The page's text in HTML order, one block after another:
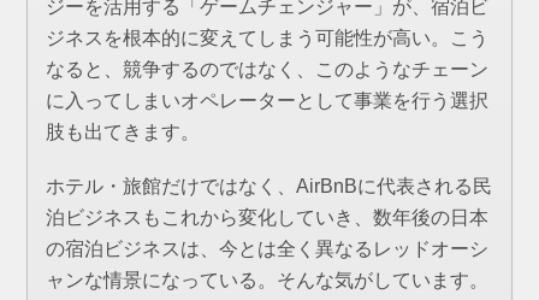
ジーを活用する「ゲームチェンジャー」が、宿泊ビ
ジネスを根本的に変えてしまう可能性が高い。こう
なると、競争するのではなく、このようなチェーン
に入ってしまいオペレーターとして事業を行う選択
肢も出てきます。
ホテル・旅館だけではなく、AirBnBに代表される民
泊ビジネスもこれから変化していき、数年後の日本
の宿泊ビジネスは、今とは全く異なるレッドオーシ
ャンな情景になっている。そんな気がしています。